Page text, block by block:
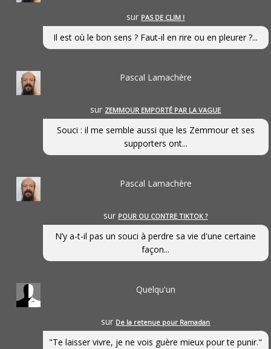
sur PAS DE CLIM !
Il est où le bon sens ? Faut-il en rire ou en pleurer ?...
Pascal Lamachère
sur ZEMMOUR EMPORTÉ PAR LA VAGUE
Souci : il me semble aussi que les Zemmour et ses
supporters ont...
Pascal Lamachère
sur POUR OU CONTRE TIKTOK ?
N’y a-t-il pas un souci à perdre sa vie d'une certaine
façon...
Quelqu'un
sur De la retenue pour Ramadan
"Te laisser vivre, je ne vois guère mieux pour te punir."